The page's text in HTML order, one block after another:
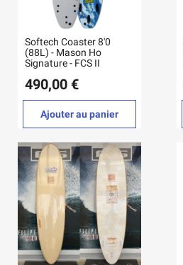
Softech Coaster 8'0
(88L) - Mason Ho
Signature - FCS II
490,00 €
Ajouter au panier